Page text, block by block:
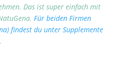
Das ist super einfach mit
Für beiden Firmen
findest du unter Supplemente